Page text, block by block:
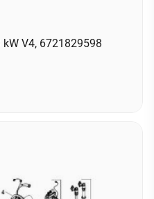
V4, 6721829598